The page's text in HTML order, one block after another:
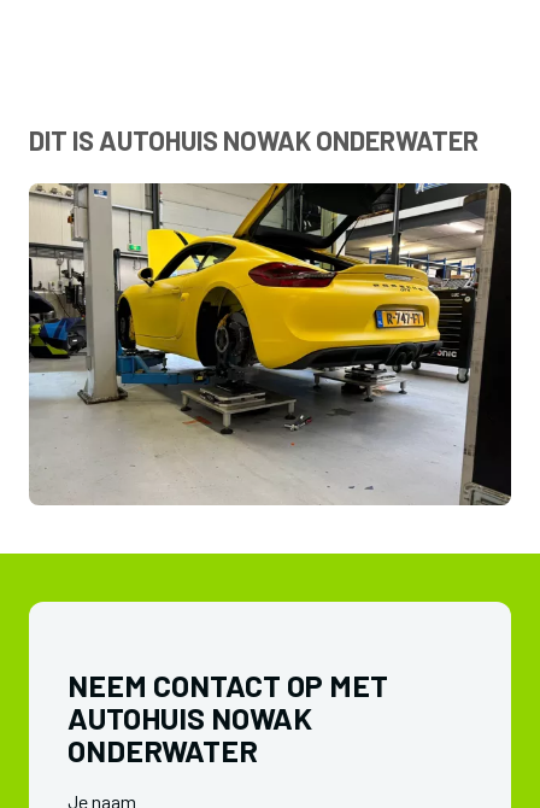
DIT IS AUTOHUIS NOWAK ONDERWATER
NEEM CONTACT OP MET
AUTOHUIS NOWAK
ONDERWATER
Je naam